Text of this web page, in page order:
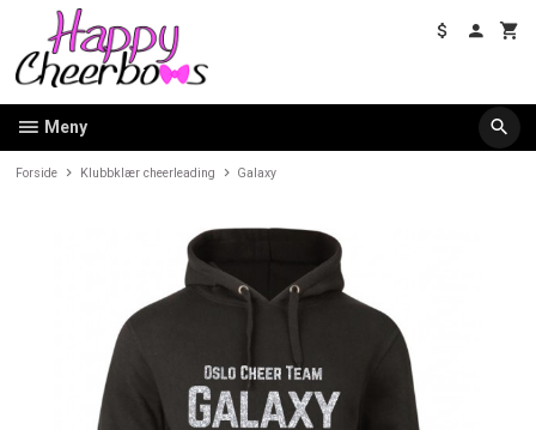
innholdet
Meny
Forside Klubbklær cheerleading Galaxy